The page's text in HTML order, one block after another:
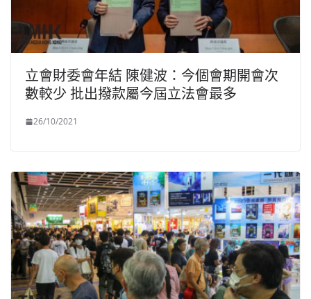
立會財委會年結 陳健波：今個會期開會次
數較少 批出撥款屬今屆立法會最多
26/10/2021